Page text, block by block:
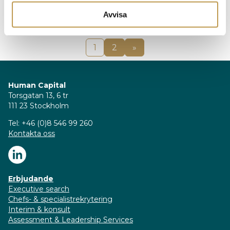
Avvisa
Läs mer
Paginering
1 2 »
Human Capital
Torsgatan 13, 6 tr
111 23 Stockholm
Tel: +46 (0)8 546 99 260
Kontakta oss
Erbjudande
Executive search
Chefs- & specialistrekrytering
Interim & konsult
Assessment & Leadership Services